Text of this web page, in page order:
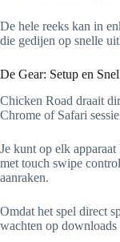
De hele reeks kan in
die gedijen op snelle
De Gear: Setup en
Chicken Road draait
Chrome of Safari
Je kunt op elk
met touch swipe
aanraken.
Omdat het spel direct
wachten op downloads